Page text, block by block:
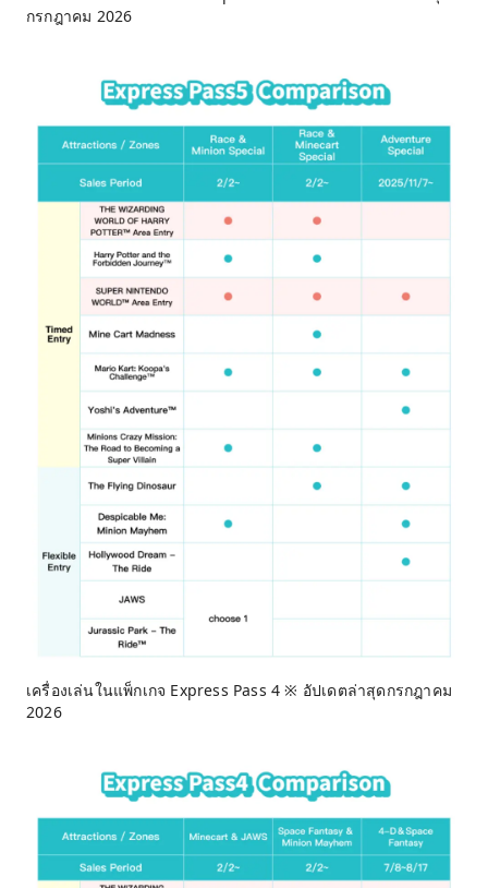
กรกฎาคม 2026
เครื่องเล่นในแพ็กเกจ Express Pass 4 ※ อัปเดตล่าสุดกรกฎาคม
2026